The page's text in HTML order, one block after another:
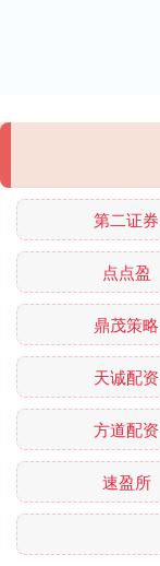
第二证券
点点盈
鼎茂策略
天诚配资
方道配资
速盈所